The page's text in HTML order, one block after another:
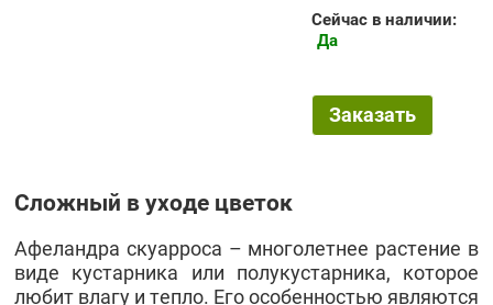
Сейчас в наличии:
Да
Заказать
Сложный в уходе цветок
Афеландра скуарроса – многолетнее растение в
виде кустарника или полукустарника, которое
любит влагу и тепло. Его особенностью являются